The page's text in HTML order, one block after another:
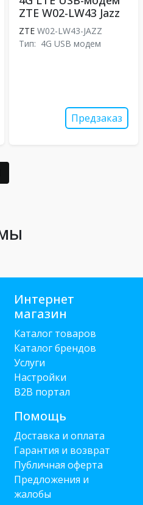
ZTE W02-LW43 Jazz
ZTE W02-LW43-JAZZ
Тип: 4G USB модем
Предзаказ
Интернет
магазин
Каталог товаров
Каталог брендов
Услуги
Настройки
B2B портал
Помощь
Доставка и оплата
Гарантия и возврат
Публичная оферта
Предложения и
жалобы